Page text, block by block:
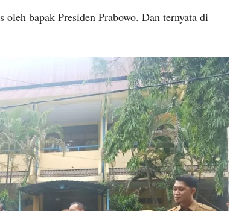
bapak Presiden Prabowo. Dan ternyata di